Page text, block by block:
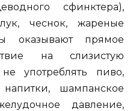
сфинктера),
чеснок, жареные
оказывают прямое
на слизистую
употреблять пиво,
шампанское
давление,